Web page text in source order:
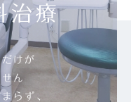
治療
けが
ん
らず、